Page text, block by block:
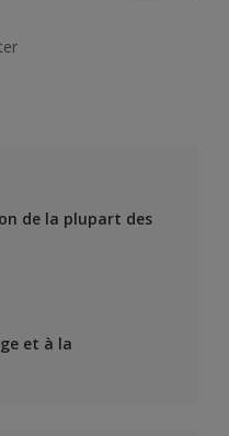
de la plupart des
et à la